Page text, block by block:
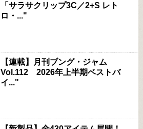
「サラサクリップ3C／2+S レト
ロ・..."
【連載】月刊ブング・ジャム
Vol.112 2026年上半期ベストバ
イ..."